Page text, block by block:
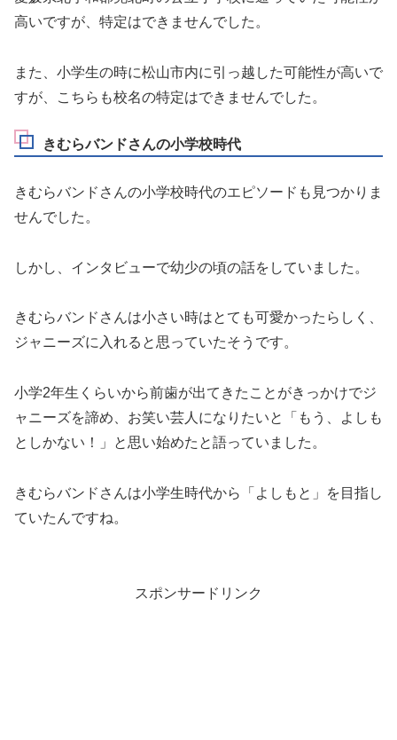
高いですが、特定はできませんでした。
また、小学生の時に松山市内に引っ越した可能性が高いで
すが、こちらも校名の特定はできませんでした。
きむらバンドさんの小学校時代
きむらバンドさんの小学校時代のエピソードも見つかりま
せんでした。
しかし、インタビューで幼少の頃の話をしていました。
きむらバンドさんは小さい時はとても可愛かったらしく、
ジャニーズに入れると思っていたそうです。
小学2年生くらいから前歯が出てきたことがきっかけでジ
ャニーズを諦め、お笑い芸人になりたいと「もう、よしも
としかない！」と思い始めたと語っていました。
きむらバンドさんは小学生時代から「よしもと」を目指し
ていたんですね。
スポンサードリンク